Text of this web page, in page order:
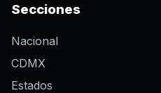
Secciones
Nacional
CDMX
Estados